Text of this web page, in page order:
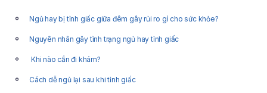
https://www.sciencedirect.com/topics/agricultural-and-
Ngày truy cập 8/5/2022
Ngủ hay bị tỉnh giấc giữa đêm gây rủi ro gì cho sức khỏe?
Nguyên nhân gây tình trạng ngủ hay tỉnh giấc
Khi nào cần đi khám?
Cách dễ ngủ lại sau khi tỉnh giấc